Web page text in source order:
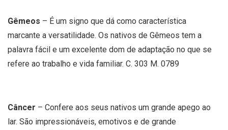
Gêmeos – É um signo que dá como característica
marcante a versatilidade. Os nativos de Gêmeos tem a
palavra fácil e um excelente dom de adaptação no que se
refere ao trabalho e vida familiar. C. 303 M. 0789
Câncer – Confere aos seus nativos um grande apego ao
lar. São impressionáveis, emotivos e de grande